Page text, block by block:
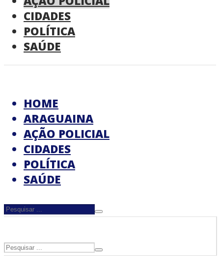
CIDADES
POLÍTICA
SAÚDE
HOME
ARAGUAINA
AÇÃO POLICIAL
CIDADES
POLÍTICA
SAÚDE